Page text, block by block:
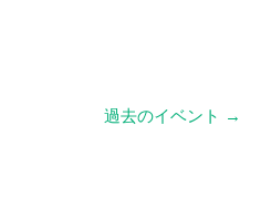
過去のイベント →